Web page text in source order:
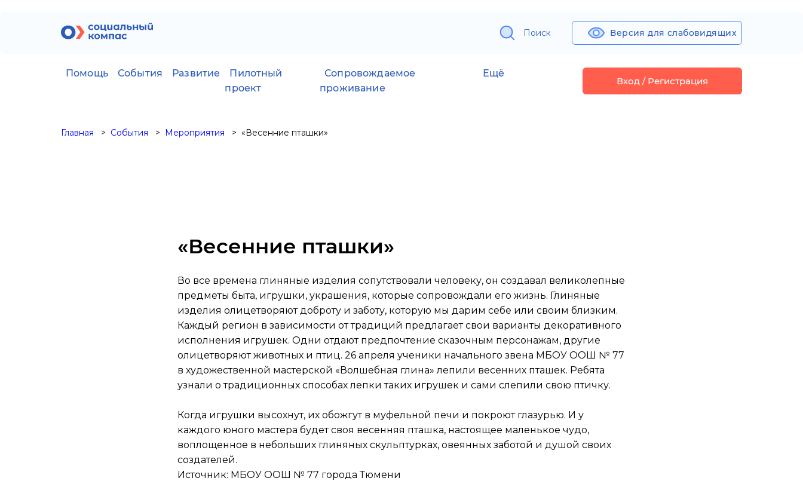
Поиск Версия для слабовидящих
Помощь События Развитие
Пилотный
проект
Сопровождаемое
проживание
Ещё
Вход / Регистрация
Главная События Мероприятия «Весенние пташки»
«Весенние пташки»
Во все времена глиняные изделия сопутствовали человеку, он создавал великолепные
предметы быта, игрушки, украшения, которые сопровождали его жизнь. Глиняные
изделия олицетворяют доброту и заботу, которую мы дарим себе или своим близким.
Каждый регион в зависимости от традиций предлагает свои варианты декоративного
исполнения игрушек. Одни отдают предпочтение сказочным персонажам, другие
олицетворяют животных и птиц. 26 апреля ученики начального звена МБОУ ООШ № 77
в художественной мастерской «Волшебная глина» лепили весенних пташек. Ребята
узнали о традиционных способах лепки таких игрушек и сами слепили свою птичку.
Когда игрушки высохнут, их обожгут в муфельной печи и покроют глазурью. И у
каждого юного мастера будет своя весенняя пташка, настоящее маленькое чудо,
воплощенное в небольших глиняных скульптурках, овеянных заботой и душой своих
создателей.
Источник: МБОУ ООШ № 77 города Тюмени